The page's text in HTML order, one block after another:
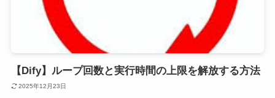
【Dify】ループ回数と実行時間の上限を解放する方法
2025年12月23日